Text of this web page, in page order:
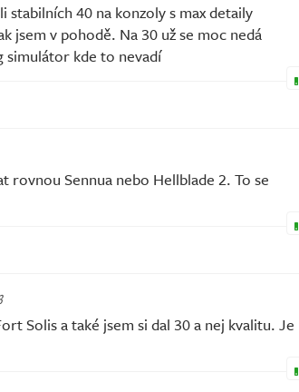
stabilních 40 na konzoly s max detaily
jsem v pohodě. Na 30 už se moc nedá
simulátor kde to nevadí
rovnou Sennua nebo Hellblade 2. To se
Solis a také jsem si dal 30 a nej kvalitu. Je